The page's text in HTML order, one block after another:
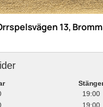
13,
19:00
19:00